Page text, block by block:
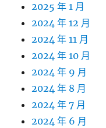
2025 年 1 月
2024 年 12 月
2024 年 11 月
2024 年 10 月
2024 年 9 月
2024 年 8 月
2024 年 7 月
2024 年 6 月